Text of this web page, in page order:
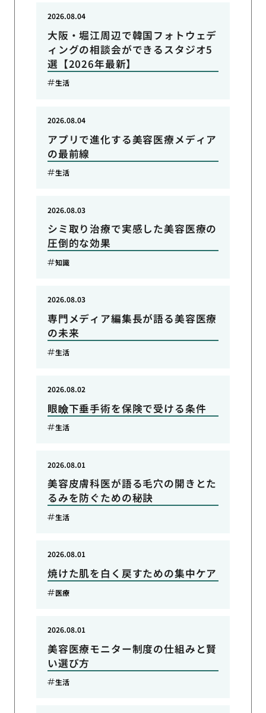
大阪・堀江周辺で韓国フォトウェデ
ィングの相談会ができるスタジオ5
選【2026年最新】
2026.08.04
生活
アプリで進化する美容医療メディア
の最前線
2026.08.04
生活
シミ取り治療で実感した美容医療の
圧倒的な効果
2026.08.03
知識
専門メディア編集長が語る美容医療
の未来
2026.08.03
生活
眼瞼下垂手術を保険で受ける条件
2026.08.02
生活
美容皮膚科医が語る毛穴の開きとた
るみを防ぐための秘訣
2026.08.01
生活
焼けた肌を白く戻すための集中ケア
2026.08.01
医療
美容医療モニター制度の仕組みと賢
い選び方
2026.08.01
生活